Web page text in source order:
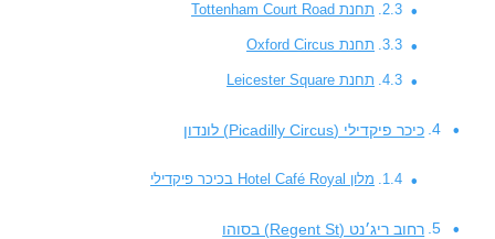
תחנת Tottenham Court Road
תחנת Oxford Circus
תחנת Leicester Square
כיכר פיקדילי (Picadilly Circus) לונדון
מלון Hotel Café Royal בכיכר פיקדילי
רחוב ריג׳נט (Regent St) בסוהו